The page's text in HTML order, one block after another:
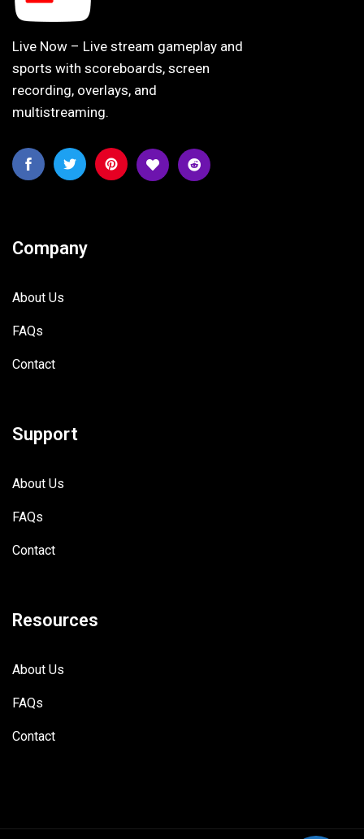
Live Now – Live stream gameplay and
sports with scoreboards, screen
recording, overlays, and
multistreaming.
Company
About Us
FAQs
Contact
Support
About Us
FAQs
Contact
Resources
About Us
FAQs
Contact